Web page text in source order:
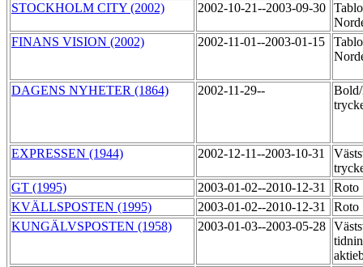
STOCKHOLM CITY (2002)
2002-10-21--2003-09-30
FINANS VISION (2002)
2002-11-01--2003-01-15
DAGENS NYHETER (1864) 2002-11-29--
EXPRESSEN (1944) 2002-12-11--2003-10-31
GT (1995)
2003-01-02--2010-12-31
Roto
KVÄLLSPOSTEN (1995)
2003-01-02--2010-12-31
Roto
KUNGÄLVSPOSTEN (1958)
2003-01-03--2003-05-28